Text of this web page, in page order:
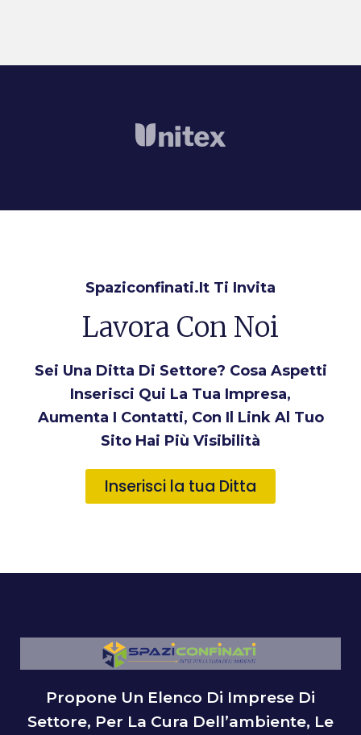
Spaziconfinati.it Ti Invita
Lavora Con Noi
Sei Una Ditta Di Settore? Cosa Aspetti
Inserisci Qui La Tua Impresa,
Aumenta I Contatti, Con Il Link Al Tuo
Sito Hai Più Visibilità
Inserisci la tua Ditta
Propone Un Elenco Di Imprese Di
Settore, Per La Cura Dell’ambiente, Le